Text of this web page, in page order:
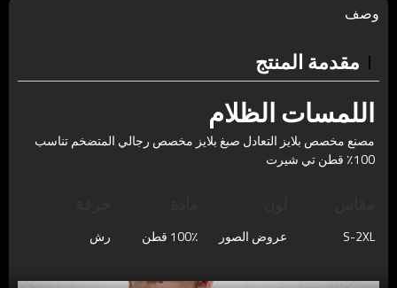
وصف
مقدمة المنتج
اللمسات الظلام
مصنع مخصص بلايز التعادل صبغ بلايز مخصص رجالي المتضخم تناسب
100٪ قطن تي شيرت
S-2XL عروض الصور 100٪ قطن رش